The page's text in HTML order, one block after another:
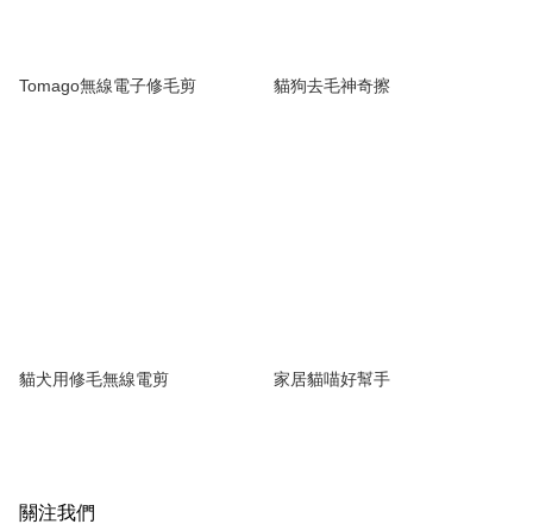
Tomago無線電子修毛剪 貓狗去毛神奇擦
貓犬用修毛無線電剪 家居貓喵好幫手
關注我們